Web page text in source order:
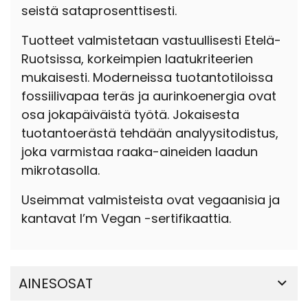
seistä sataprosenttisesti.
Tuotteet valmistetaan vastuullisesti Etelä-
Ruotsissa, korkeimpien laatukriteerien
mukaisesti. Moderneissa tuotantotiloissa
fossiilivapaa teräs ja aurinkoenergia ovat
osa jokapäiväistä työtä. Jokaisesta
tuotantoerästä tehdään analyysitodistus,
joka varmistaa raaka-aineiden laadun
mikrotasolla.
Useimmat valmisteista ovat vegaanisia ja
kantavat I’m Vegan -sertifikaattia.
AINESOSAT